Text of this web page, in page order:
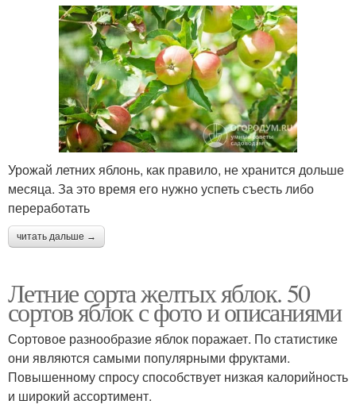
Яблоки для сока Яблоки для компота
Урожай летних яблонь, как правило, не хранится дольше
месяца. За это время его нужно успеть съесть либо
переработать
читать дальше →
Летние сорта желтых яблок. 50
сортов яблок с фото и описаниями
Сортовое разнообразие яблок поражает. По статистике
они являются самыми популярными фруктами.
Повышенному спросу способствует низкая калорийность
и широкий ассортимент.